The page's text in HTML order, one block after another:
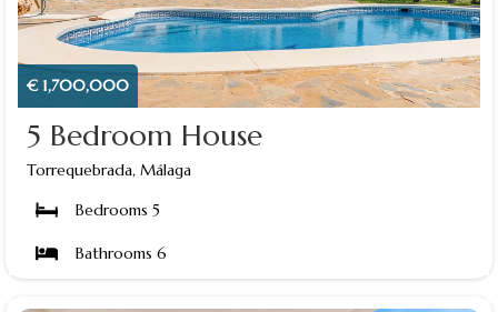
€ 1,700,000
5 Bedroom House
Torrequebrada, Málaga
Bedrooms 5
Bathrooms 6